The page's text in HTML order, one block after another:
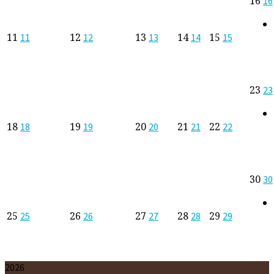
11 11 12 12 13 13 14 14 15 15
18 18 19 19 20 20 21 21 22 22
23 23
25 25 26 26 27 27 28 28 29 29
30 30
2026